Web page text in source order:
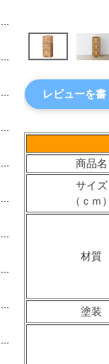
レビューを書
商品名
サイズ
（ｃｍ
材質
塗装